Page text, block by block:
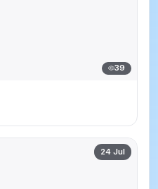
39
24 Jul